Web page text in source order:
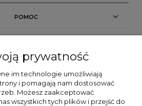
POMOC
INFORMACJE
prywatność
im technologie umożliwiają
i pomagają nam dostosować
Możesz zaakceptować
wszystkich tych plików i przejść do